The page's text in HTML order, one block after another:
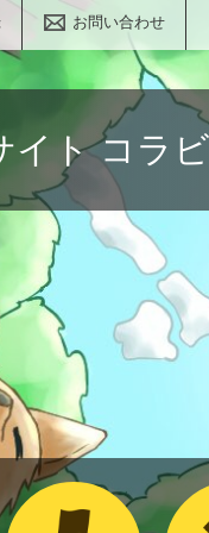
お問い合わせ
イト コラ